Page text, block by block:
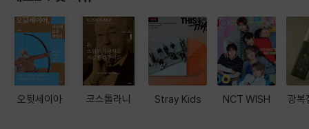
오뒷세이아 코스톨라니 Stray Kids NCT WISH 광복